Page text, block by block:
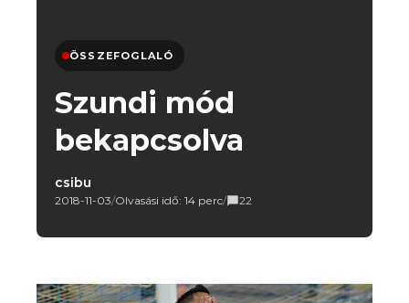
ÖSSZEFOGLALÓ
Szundi mód
bekapcsolva
csibu
2018-11-03/Olvasási idő: 14 perc/ 22